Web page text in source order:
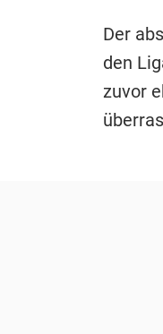
Der
den
zuvor